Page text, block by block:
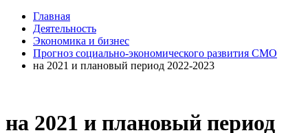
Главная
Деятельность
Экономика и бизнес
Прогноз социально-экономического развития СМО
на 2021 и плановый период 2022-2023
на 2021 и плановый период